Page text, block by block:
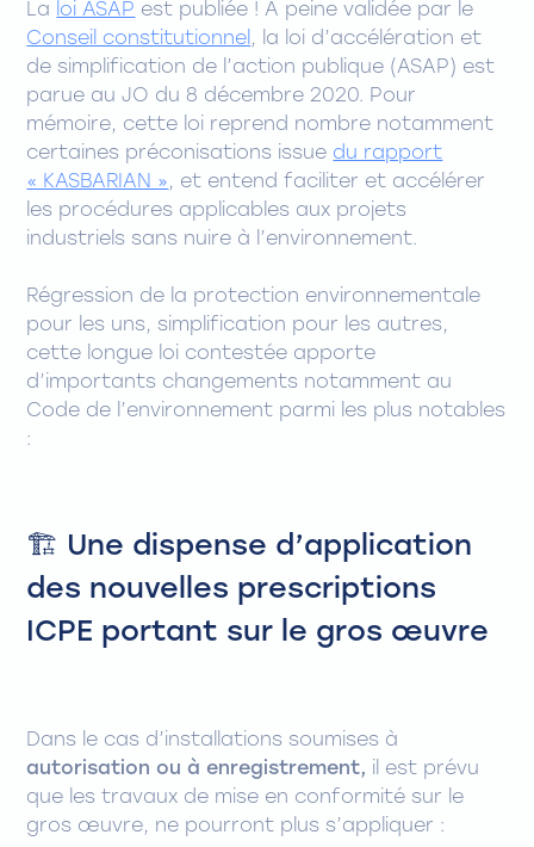
La loi ASAP est publiée ! A peine validée par le
Conseil constitutionnel , la loi d’accélération et
de simplification de l’action publique (ASAP) est
parue au JO du 8 décembre 2020. Pour
mémoire, cette loi reprend nombre notamment
certaines préconisations issue du rapport
« KASBARIAN », et entend faciliter et accélérer
les procédures applicables aux projets
industriels sans nuire à l’environnement.
Régression de la protection environnementale
pour les uns, simplification pour les autres,
cette longue loi contestée apporte
d’importants changements notamment au
Code de l’environnement parmi les plus notables
:
🏗️ Une dispense d’application
des nouvelles prescriptions
ICPE portant sur le gros œuvre
Dans le cas d’installations soumises à
autorisation ou à enregistrement, il est prévu
que les travaux de mise en conformité sur le
gros œuvre, ne pourront plus s’appliquer :